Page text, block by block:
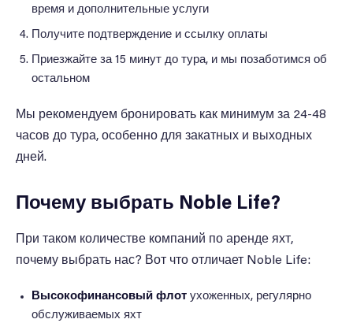
время и дополнительные услуги
Получите подтверждение и ссылку оплаты
Приезжайте за 15 минут до тура, и мы позаботимся об
остальном
Мы рекомендуем бронировать как минимум за 24-48
часов до тура, особенно для закатных и выходных
дней.
Почему выбрать Noble Life?
При таком количестве компаний по аренде яхт,
почему выбрать нас? Вот что отличает Noble Life:
Высокофинансовый флот ухоженных, регулярно
обслуживаемых яхт